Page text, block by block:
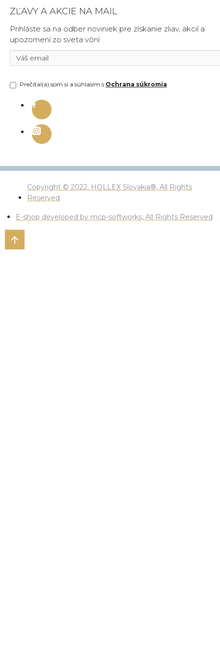
ZĽAVY A AKCIE NA MAIL
Prihláste sa na odber noviniek pre získanie zliav, akcií a
upozornení zo sveta vôní
Prečítal(a) som si a súhlasím s Ochrana súkromia
Copyright © 2022, HOLLEX Slovakia®, All Rights
Reserved
E-shop developed by mcp-softworks, All Rights Reserved